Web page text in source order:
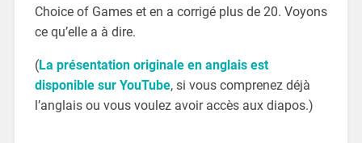
Choice of Games et en a corrigé plus de 20. Voyons
ce qu’elle a à dire.
(La présentation originale en anglais est
disponible sur YouTube, si vous comprenez déjà
l’anglais ou vous voulez avoir accès aux diapos.)